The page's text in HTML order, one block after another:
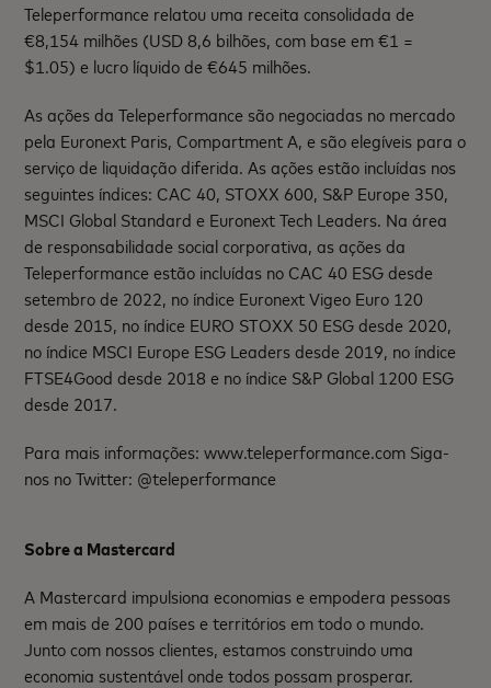
Teleperformance relatou uma receita consolidada de
€8,154 milhões (USD 8,6 bilhões, com base em €1 =
$1.05) e lucro líquido de €645 milhões.
As ações da Teleperformance são negociadas no mercado
pela Euronext Paris, Compartment A, e são elegíveis para o
serviço de liquidação diferida. As ações estão incluídas nos
seguintes índices: CAC 40, STOXX 600, S&P Europe 350,
MSCI Global Standard e Euronext Tech Leaders. Na área
de responsabilidade social corporativa, as ações da
Teleperformance estão incluídas no CAC 40 ESG desde
setembro de 2022, no índice Euronext Vigeo Euro 120
desde 2015, no índice EURO STOXX 50 ESG desde 2020,
no índice MSCI Europe ESG Leaders desde 2019, no índice
FTSE4Good desde 2018 e no índice S&P Global 1200 ESG
desde 2017.
Para mais informações: www.teleperformance.com Siga-
nos no Twitter: @teleperformance
Sobre a Mastercard
A Mastercard impulsiona economias e empodera pessoas
em mais de 200 países e territórios em todo o mundo.
Junto com nossos clientes, estamos construindo uma
economia sustentável onde todos possam prosperar.